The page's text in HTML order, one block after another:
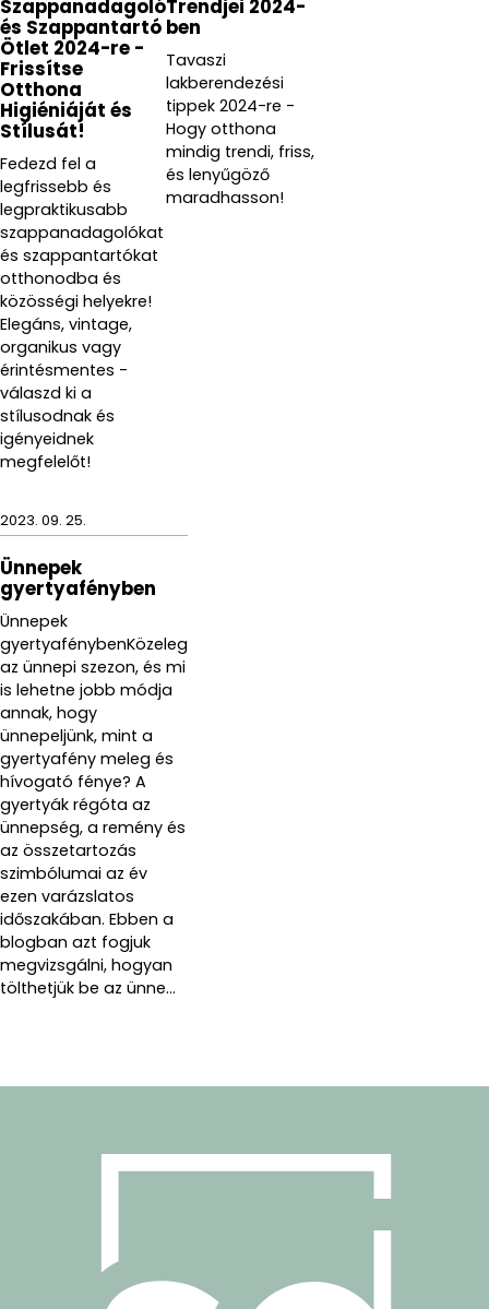
Szappanadagoló
és Szappantartó
Ötlet 2024-re -
Frissítse
Otthona
Higiéniáját és
Stílusát!
Fedezd fel a
legfrissebb és
legpraktikusabb
szappanadagolókat
és szappantartókat
otthonodba és
közösségi helyekre!
Elegáns, vintage,
organikus vagy
érintésmentes -
válaszd ki a
stílusodnak és
igényeidnek
megfelelőt!
Trendjei 2024-
ben
Tavaszi
lakberendezési
tippek 2024-re -
Hogy otthona
mindig trendi, friss,
és lenyűgöző
maradhasson!
2023. 09. 25.
Ünnepek
gyertyafényben
Ünnepek
gyertyafénybenKözeleg
az ünnepi szezon, és mi
is lehetne jobb módja
annak, hogy
ünnepeljünk, mint a
gyertyafény meleg és
hívogató fénye? A
gyertyák régóta az
ünnepség, a remény és
az összetartozás
szimbólumai az év
ezen varázslatos
időszakában. Ebben a
blogban azt fogjuk
megvizsgálni, hogyan
tölthetjük be az ünne...